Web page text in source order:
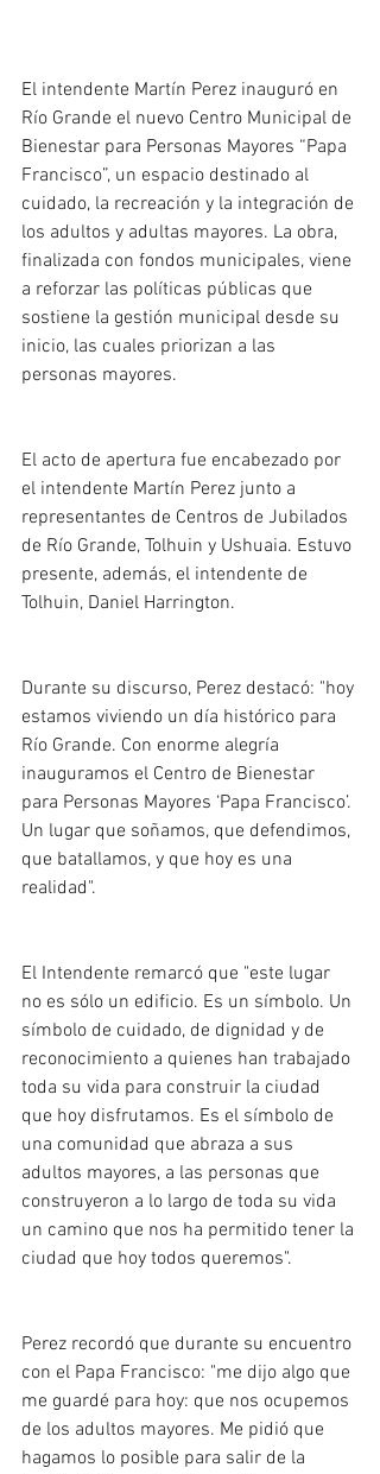
El intendente Martín Perez inauguró en
Río Grande el nuevo Centro Municipal de
Bienestar para Personas Mayores “Papa
Francisco”, un espacio destinado al
cuidado, la recreación y la integración de
los adultos y adultas mayores. La obra,
finalizada con fondos municipales, viene
a reforzar las políticas públicas que
sostiene la gestión municipal desde su
inicio, las cuales priorizan a las
personas mayores.
El acto de apertura fue encabezado por
el intendente Martín Perez junto a
representantes de Centros de Jubilados
de Río Grande, Tolhuin y Ushuaia. Estuvo
presente, además, el intendente de
Tolhuin, Daniel Harrington.
Durante su discurso, Perez destacó: "hoy
estamos viviendo un día histórico para
Río Grande. Con enorme alegría
inauguramos el Centro de Bienestar
para Personas Mayores ‘Papa Francisco’.
Un lugar que soñamos, que defendimos,
que batallamos, y que hoy es una
realidad".
El Intendente remarcó que "este lugar
no es sólo un edificio. Es un símbolo. Un
símbolo de cuidado, de dignidad y de
reconocimiento a quienes han trabajado
toda su vida para construir la ciudad
que hoy disfrutamos. Es el símbolo de
una comunidad que abraza a sus
adultos mayores, a las personas que
construyeron a lo largo de toda su vida
un camino que nos ha permitido tener la
ciudad que hoy todos queremos".
Perez recordó que durante su encuentro
con el Papa Francisco: "me dijo algo que
me guardé para hoy: que nos ocupemos
de los adultos mayores. Me pidió que
hagamos lo posible para salir de la